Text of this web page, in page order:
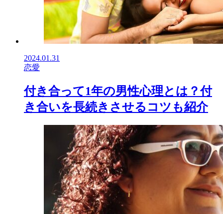
2024.01.31
恋愛
付き合って1年の男性心理とは？付
き合いを長続きさせるコツも紹介